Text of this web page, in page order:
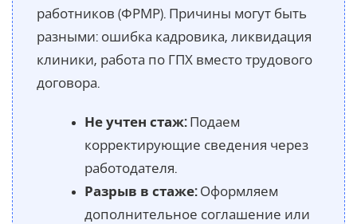
работников (ФРМР). Причины могут быть
разными: ошибка кадровика, ликвидация
клиники, работа по ГПХ вместо трудового
договора.
Не учтен стаж:Подаем
корректирующие сведения через
работодателя.
Разрыв в стаже:Оформляем
дополнительное соглашение или